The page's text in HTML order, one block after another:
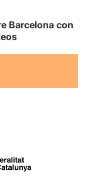
Barcelona con